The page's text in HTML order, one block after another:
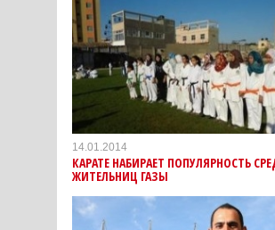
14.01.2014
КАРАТЕ НАБИРАЕТ ПОПУЛЯРНОСТЬ
ЖИТЕЛЬНИЦ ГАЗЫ